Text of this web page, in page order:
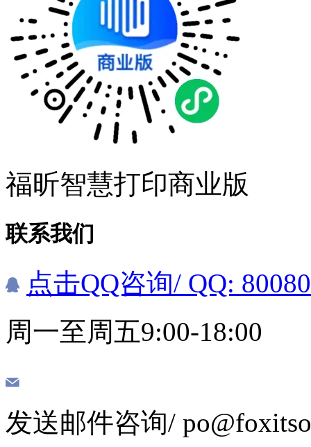
福昕智慧打印商业版
联系我们
点击QQ咨询/ QQ:
周一至周五9:00-18:00
发送邮件咨询/